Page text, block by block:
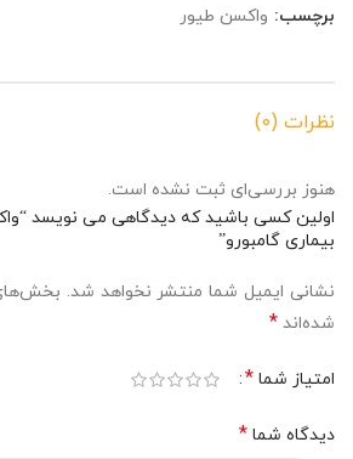
برچسب: واکسن طیور
نظرات (0)
هنوز بررسی‌ای ثبت نشده است.
اولین کسی باشید که دیدگاهی می نویسد
بیماری گامبورو”
نشانی ایمیل شما منتشر نخواهد شد.
شده‌اند *
امتیاز شما *
دیدگاه شما *